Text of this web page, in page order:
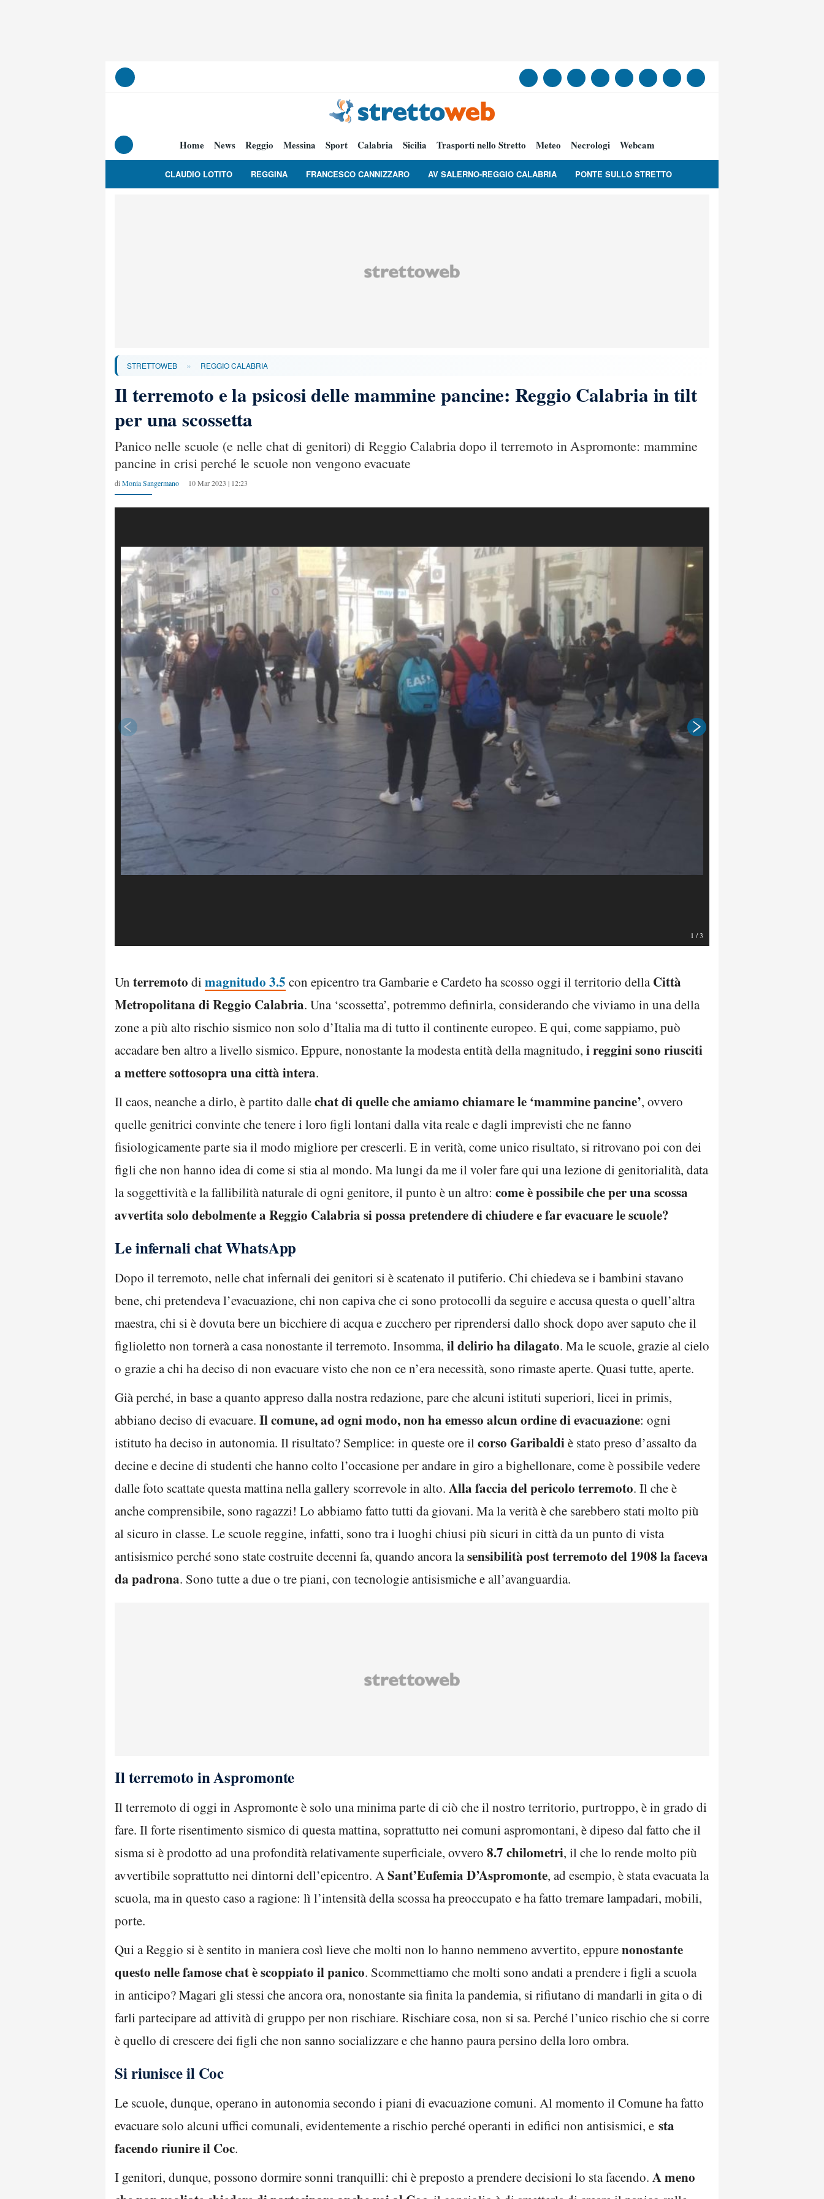
Home News Reggio Messina Sport Calabria Sicilia Trasporti nello Stretto Meteo Necrologi Webcam
CLAUDIO LOTITO REGGINA FRANCESCO CANNIZZARO AV SALERNO-REGGIO CALABRIA PONTE SULLO STRETTO
STRETTOWEB » REGGIO CALABRIA
Il terremoto e la psicosi delle mammine pancine: Reggio Calabria in tilt
per una scossetta
Panico nelle scuole (e nelle chat di genitori) di Reggio Calabria dopo il terremoto in Aspromonte: mammine
pancine in crisi perché le scuole non vengono evacuate
di Monia Sangermano 10 Mar 2023 | 12:23
1 /3
Un terremoto di magnitudo 3.5 con epicentro tra Gambarie e Cardeto ha scosso oggi il territorio dellaCittà
Metropolitana di Reggio Calabria. Una ‘scossetta’, potremmo definirla, considerando che viviamo in una della
zone a più alto rischio sismico non solo d’Italia ma di tutto il continente europeo. E qui, come sappiamo, può
accadare ben altro a livello sismico. Eppure, nonostante la modesta entità della magnitudo, i reggini sono riusciti
a mettere sottosopra una città intera.
Il caos, neanche a dirlo, è partito dallechat di quelle che amiamo chiamare le ‘mammine pancine’, ovvero
quelle genitrici convinte che tenere i loro figli lontani dalla vita reale e dagli imprevisti che ne fanno
fisiologicamente parte sia il modo migliore per crescerli. E in verità, come unico risultato, si ritrovano poi con dei
figli che non hanno idea di come si stia al mondo. Ma lungi da me il voler fare qui una lezione di genitorialità, data
la soggettività e la fallibilità naturale di ogni genitore, il punto è un altro: come è possibile che per una scossa
avvertita solo debolmente a Reggio Calabria si possa pretendere di chiudere e far evacuare le scuole?
Le infernali chat WhatsApp
Dopo il terremoto, nelle chat infernali dei genitori si è scatenato il putiferio. Chi chiedeva se i bambini stavano
bene, chi pretendeva l’evacuazione, chi non capiva che ci sono protocolli da seguire e accusa questa o quell’altra
maestra, chi si è dovuta bere un bicchiere di acqua e zucchero per riprendersi dallo shock dopo aver saputo che il
figlioletto non tornerà a casa nonostante il terremoto. Insomma, il delirio ha dilagato. Ma le scuole, grazie al cielo
o grazie a chi ha deciso di non evacuare visto che non ce n’era necessità, sono rimaste aperte. Quasi tutte, aperte.
Già perché, in base a quanto appreso dalla nostra redazione, pare che alcuni istituti superiori, licei in primis,
abbiano deciso di evacuare. Il comune, ad ogni modo, non ha emesso alcun ordine di evacuazione: ogni
istituto ha deciso in autonomia. Il risultato? Semplice: in queste ore ilcorso Garibaldiè stato preso d’assalto da
decine e decine di studenti che hanno colto l’occasione per andare in giro a bighellonare, come è possibile vedere
dalle foto scattate questa mattina nella gallery scorrevole in alto. Alla faccia del pericolo terremoto. Il che è
anche comprensibile, sono ragazzi! Lo abbiamo fatto tutti da giovani. Ma la verità è che sarebbero stati molto più
al sicuro in classe. Le scuole reggine, infatti, sono tra i luoghi chiusi più sicuri in città da un punto di vista
antisismico perché sono state costruite decenni fa, quando ancora lasensibilità post terremoto del 1908 la faceva
da padrona. Sono tutte a due o tre piani, con tecnologie antisismiche e all’avanguardia.
Il terremoto in Aspromonte
Il terremoto di oggi in Aspromonte è solo una minima parte di ciò che il nostro territorio, purtroppo, è in grado di
fare. Il forte risentimento sismico di questa mattina, soprattutto nei comuni aspromontani, è dipeso dal fatto che il
sisma si è prodotto ad una profondità relativamente superficiale, ovvero 8.7 chilometri, il che lo rende molto più
avvertibile soprattutto nei dintorni dell’epicentro. ASant’Eufemia D’Aspromonte, ad esempio, è stata evacuata la
scuola, ma in questo caso a ragione: lì l’intensità della scossa ha preoccupato e ha fatto tremare lampadari, mobili,
porte.
Qui a Reggio si è sentito in maniera così lieve che molti non lo hanno nemmeno avvertito, eppurenonostante
questo nelle famose chat è scoppiato il panico. Scommettiamo che molti sono andati a prendere i figli a scuola
in anticipo? Magari gli stessi che ancora ora, nonostante sia finita la pandemia, si rifiutano di mandarli in gita o di
farli partecipare ad attività di gruppo per non rischiare. Rischiare cosa, non si sa. Perché l’unico rischio che si corre
è quello di crescere dei figli che non sanno socializzare e che hanno paura persino della loro ombra.
Si riunisce il Coc
Le scuole, dunque, operano in autonomia secondo i piani di evacuazione comuni. Al momento il Comune ha fatto
evacuare solo alcuni uffici comunali, evidentemente a rischio perché operanti in edifici non antisismici, e sta
facendo riunire il Coc.
I genitori, dunque, possono dormire sonni tranquilli: chi è preposto a prendere decisioni lo sta facendo. A meno